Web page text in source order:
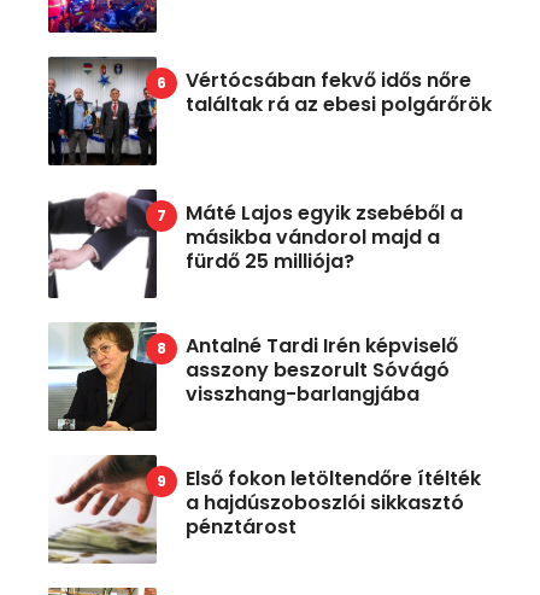
Vértócsában fekvő idős nőre
találtak rá az ebesi polgárőrök
Máté Lajos egyik zsebéből a
másikba vándorol majd a
fürdő 25 milliója?
Antalné Tardi Irén képviselő
asszony beszorult Sóvágó
visszhang-barlangjába
Első fokon letöltendőre ítélték
a hajdúszoboszlói sikkasztó
pénztárost